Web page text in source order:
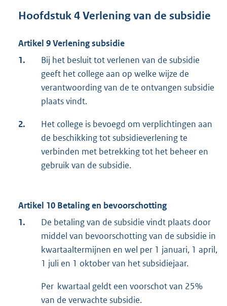
Hoofdstuk 4 Verlening van de subsidie
Artikel 9 Verlening subsidie
1.
Bij het besluit tot verlenen van de subsidie
geeft het college aan op welke wijze de
verantwoording van de te ontvangen subsidie
plaats vindt.
2.
Het college is bevoegd om verplichtingen aan
de beschikking tot subsidieverlening te
verbinden met betrekking tot het beheer en
gebruik van de subsidie.
Artikel 10 Betaling en bevoorschotting
1.
De betaling van de subsidie vindt plaats door
middel van bevoorschotting van de subsidie in
kwartaaltermijnen en wel per 1 januari, 1 april,
1 juli en 1 oktober van het subsidiejaar.
Per kwartaal geldt een voorschot van 25%
van de verwachte subsidie.